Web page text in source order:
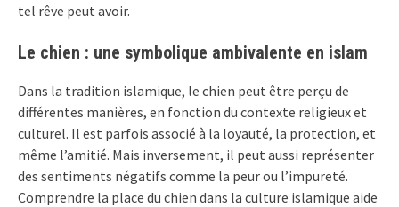
tel rêve peut avoir.
Le chien : une symbolique ambivalente en islam
Dans la tradition islamique, le chien peut être perçu de
différentes manières, en fonction du contexte religieux et
culturel. Il est parfois associé à la loyauté, la protection, et
même l’amitié. Mais inversement, il peut aussi représenter
des sentiments négatifs comme la peur ou l’impureté.
Comprendre la place du chien dans la culture islamique aide